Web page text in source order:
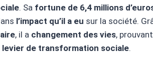
. Sa fortune de 6,4 millions
l’impact qu’il a eu sur la société.
, il a changement des vies,
de transformation sociale.